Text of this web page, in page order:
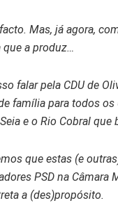
Mas, já agora,
que a produz…
falar pela CDU de
família para todos
e o Rio Cobral que
que estas (e
PSD na
a (des)propósito.